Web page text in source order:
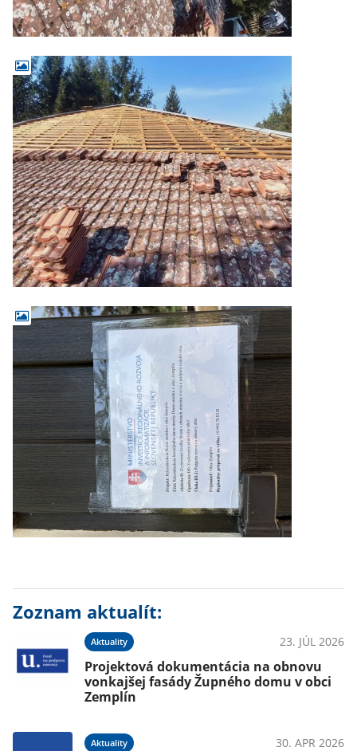
Zoznam aktualít:
Aktuality 23. JÚL 2026
Projektová dokumentácia na obnovu
vonkajšej fasády Župného domu v obci
Zemplín
Aktuality 30. APR 2026